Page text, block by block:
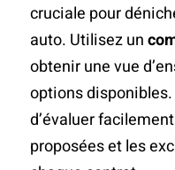
cruciale pour
auto. Utilisez un
obtenir une vue
options
d’évaluer
proposées et les